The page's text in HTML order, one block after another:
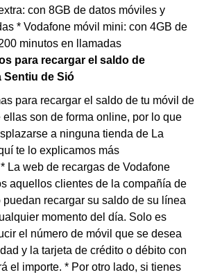
con 8GB de datos móviles y
* Vodafone móvil mini: con 4GB de
minutos en llamadas
para recargar el saldo de
Sentiu de Sió
para recargar el saldo de tu móvil de
ellas son de forma online, por lo que
a ninguna tienda de La
te lo explicamos más
La web de recargas de Vodafone
aquellos clientes de la compañía de
puedan recargar su saldo de su línea
momento del día. Solo es
el número de móvil que se desea
y la tarjeta de crédito o débito con
el importe. * Por otro lado, si tienes